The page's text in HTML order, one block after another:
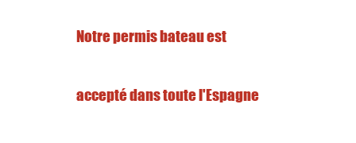
Notre permis bateau est
accepté dans toute l'Espagne